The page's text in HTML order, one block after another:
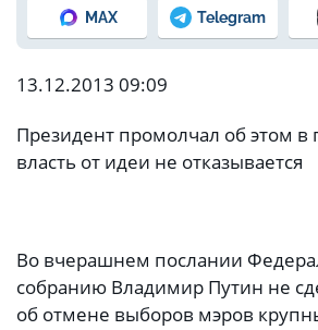
MAX Telegram
13.12.2013 09:09
Президент промолчал об этом в
власть от идеи не отказывается
Во вчерашнем послании
собранию Владимир Путин не
об отмене выборов мэров